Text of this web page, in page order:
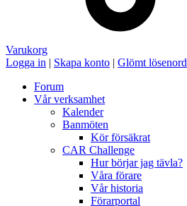
Varukorg
Logga in | Skapa konto | Glömt lösenord
Forum
Vår verksamhet
Kalender
Banmöten
Kör försäkrat
CAR Challenge
Hur börjar jag tävla?
Våra förare
Vår historia
Förarportal